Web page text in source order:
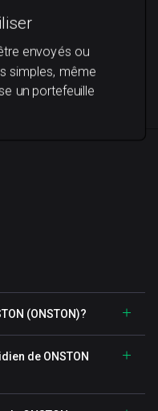
envoyés ou
simples, même
un portefeuille
(ONSTON)?
de ONSTON